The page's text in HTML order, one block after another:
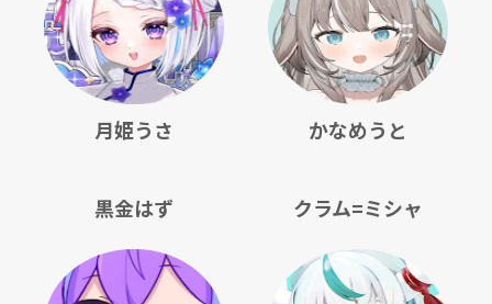
月姫うさ かなめうと
黒金はず クラム=ミシャ